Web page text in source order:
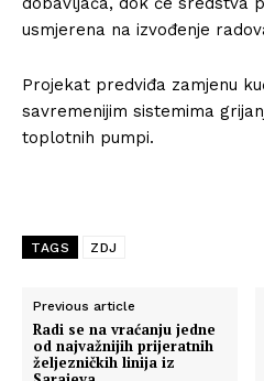
usmjerena na izvođenje
Projekat predviđa zamjenu
savremenijim sistemima
toplotnih pumpi.
TAGS ZDJ
Previous article
Radi se na vraćanju jedne
od najvažnijih prijeratnih
željezničkih linija iz